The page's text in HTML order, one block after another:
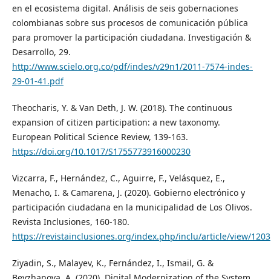
en el ecosistema digital. Análisis de seis gobernaciones
colombianas sobre sus procesos de comunicación pública
para promover la participación ciudadana. Investigación &
Desarrollo, 29.
http://www.scielo.org.co/pdf/indes/v29n1/2011-7574-indes-
29-01-41.pdf
Theocharis, Y. & Van Deth, J. W. (2018). The continuous
expansion of citizen participation: a new taxonomy.
European Political Science Review, 139-163.
https://doi.org/10.1017/S1755773916000230
Vizcarra, F., Hernández, C., Aguirre, F., Velásquez, E.,
Menacho, I. & Camarena, J. (2020). Gobierno electrónico y
participación ciudadana en la municipalidad de Los Olivos.
Revista Inclusiones, 160-180.
https://revistainclusiones.org/index.php/inclu/article/view/1203
Ziyadin, S., Malayev, K., Fernández, I., Ismail, G. &